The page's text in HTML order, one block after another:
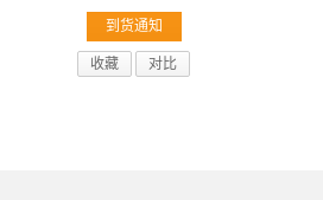
到货通知
收藏 对比